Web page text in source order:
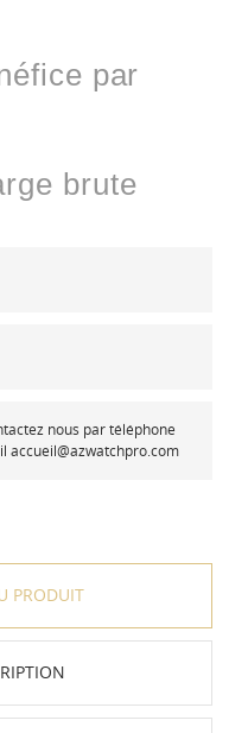
par
brute
nous par téléphone
accueil@azwatchpro.com
PRODUIT